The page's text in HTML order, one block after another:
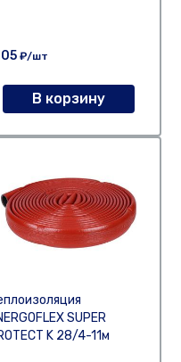
₽/шт
В корзину
SUPER
K 28/4-11м